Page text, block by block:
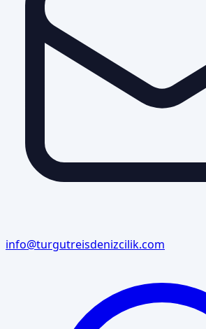
info@turgutreisdenizcilik.com